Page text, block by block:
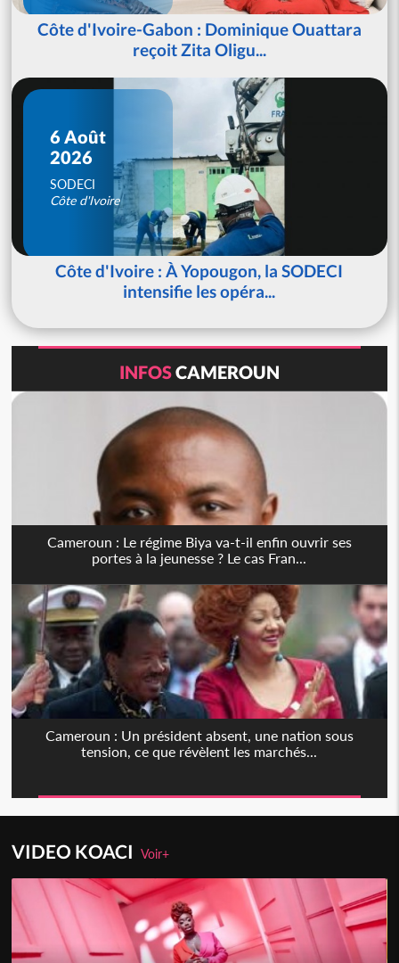
Côte d'Ivoire-Gabon : Dominique Ouattara
reçoit Zita Oligu...
6 Août
2026
SODECI
Côte d'Ivoire
Côte d'Ivoire : À Yopougon, la SODECI
intensifie les opéra...
INFOSCAMEROUN
Cameroun : Le régime Biya va-t-il enfin ouvrir ses
portes à la jeunesse ? Le cas Fran...
Cameroun : Un président absent, une nation sous
tension, ce que révèlent les marchés...
VIDEO KOACIVoir+